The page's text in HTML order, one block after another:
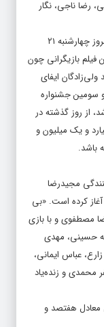
رضا ناجی، نگار
فیلم سینمایی «پیرپسر» ساخته اکتای براهنی از امروز چهارشنبه ۲۱
فیلم بازیگرانی چون
ایفای
سومین جشنواره
از روز گذشته در
بلیت و یک میلیارد و یک میلیون و
باشد.
مجیدرضا
خود را آغاز کرده است. «بی
مصطفوی و با بازی
حسینی، مهدی
عباس ایمانی،
محمدی و زنده‌یاد
به فروشی معادل هفتصد و